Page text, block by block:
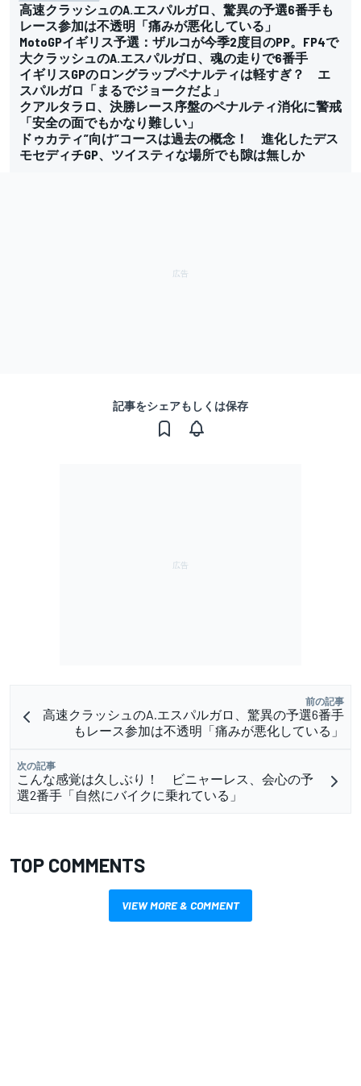
高速クラッシュのA.エスパルガロ、驚異の予選6番手も
レース参加は不透明「痛みが悪化している」
MotoGPイギリス予選：ザルコが今季2度目のPP。FP4で
大クラッシュのA.エスパルガロ、魂の走りで6番手
イギリスGPのロングラップペナルティは軽すぎ？ エ
スパルガロ「まるでジョークだよ」
クアルタラロ、決勝レース序盤のペナルティ消化に警戒
「安全の面でもかなり難しい」
ドゥカティ”向け”コースは過去の概念！ 進化したデス
モセディチGP、ツイスティな場所でも隙は無しか
記事をシェアもしくは保存
前の記事
高速クラッシュのA.エスパルガロ、驚異の予選6番手
もレース参加は不透明「痛みが悪化している」
次の記事
こんな感覚は久しぶり！ ビニャーレス、会心の予
選2番手「自然にバイクに乗れている」
TOP COMMENTS
VIEW MORE & COMMENT